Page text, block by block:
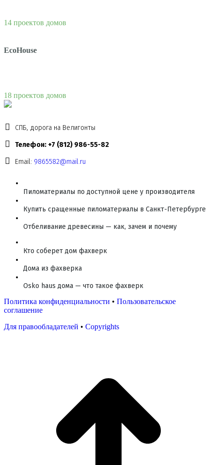
14 проектов домов
EcoHouse
18 проектов домов
СПБ, дорога на Велигонты
Телефон: +7 (812) 986-55-82
Email: 9865582@mail.ru
Пиломатериалы по доступной цене у производителя
Купить сращенные пиломатериалы в Санкт-Петербурге
Отбеливание древесины — как, зачем и почему
Кто соберет дом фахверк
Дома из фахверка
Osko haus дома — что такое фахверк
Политика конфиденциальности • Пользовательское
соглашение
Для правообладателей • Copyrights